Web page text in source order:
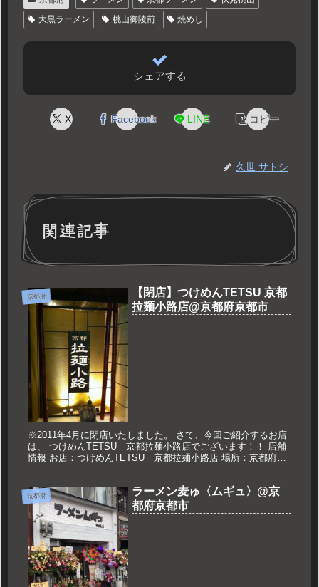
大黒ラーメン
桃山御陵前 焼めし
シェアする
X Facebook LINE コピー
久世 サトシ
関連記事
京都府
【閉店】つけめんTETSU 京都
拉麺小路店@京都府京都市
※2011年4月に閉店いたしました。 さて、今回ご紹介するお店
は、 つけめんTETSU 京都拉麺小路店でございます！！ 店舗
情報 お店：つけめんTETSU 京都拉麺小路店 場所：京都府京
京都府
ラーメン麦ゅ〈ムギュ〉@京
都府京都市